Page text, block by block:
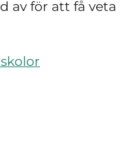
av för att få veta